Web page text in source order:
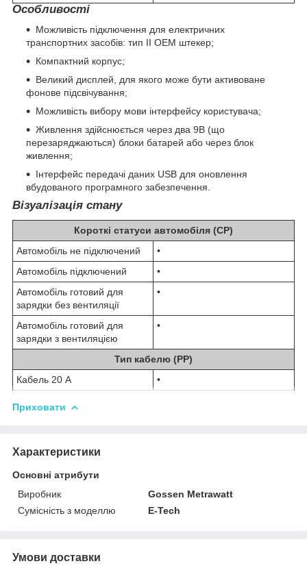
Особливості
Можливість підключення для електричних
транспортних засобів: тип II OEM штекер;
Компактний корпус;
Великий дисплей, для якого може бути активоване
фонове підсвічування;
Можливість вибору мови інтерфейсу користувача;
Живлення здійснюється через два 9В (що
перезаряджаються) блоки батарей або через блок
живлення;
Інтерфейс передачі даних USB для оновлення
вбудованого програмного забезпечення.
Візуалізація стану
Короткі статуси автомобіля (CP)
Автомобіль не підключений
•
Автомобіль підключений
•
Автомобіль готовий для
зарядки без вентиляції
•
Автомобіль готовий для
зарядки з вентиляцією
•
Тип кабелю (PP)
Кабель 20 А
•
Приховати
Характеристики
Основні атрибути
Виробник
Gossen Metrawatt
Сумісність з моделлю
E-Tech
Умови доставки